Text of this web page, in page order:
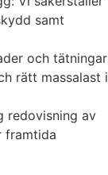
samt
och tätningar
rätt massalast i
redovisning av
framtida